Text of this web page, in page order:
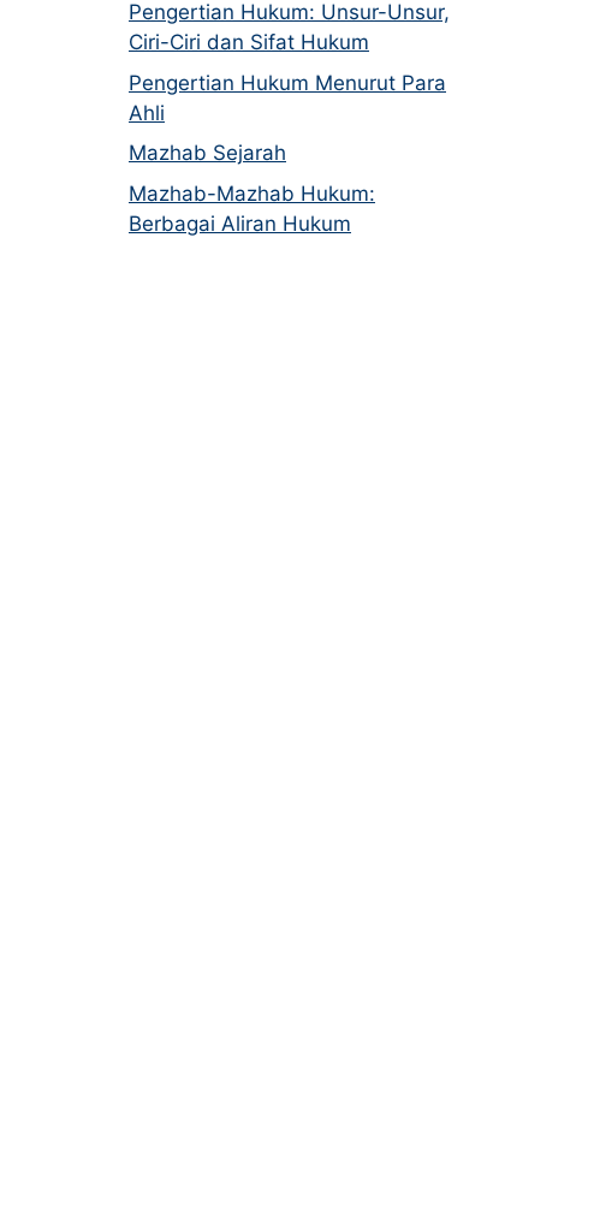
Pengertian Hukum: Unsur-Unsur,
Ciri-Ciri dan Sifat Hukum
Pengertian Hukum Menurut Para
Ahli
Mazhab Sejarah
Mazhab-Mazhab Hukum:
Berbagai Aliran Hukum